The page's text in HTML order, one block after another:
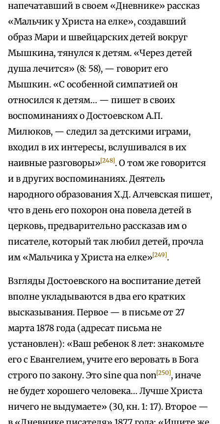
напечатавший в своем «Дневнике» рассказ
«Мальчик у Христа на елке», создавший
образ Мари и швейцарских детей вокруг
Мышкина, тянулся к детям. «Через детей
душа лечится» (8: 58), — говорит его
Мышкин. «С особенной симпатией он
относился к детям… — пишет в своих
воспоминаниях о Достоевском А.П.
Милюков, — следил за детскими играми,
входил в их интересы, вслушивался в их
наивные разговоры»[248]. О том же говорится
и в других воспоминаниях. Деятель
народного образования Х.Д. Алчевская пишет,
что в день его похорон она повела детей в
церковь, предварительно рассказав им о
писателе, который так любил детей, прочла
им «Мальчика у Христа на елке»[249].
Взгляды Достоевского на воспитание детей
вполне укладываются в два его кратких
высказывания. Первое — в письме от 27
марта 1878 года (адресат письма не
установлен): «Ваш ребенок 8 лет: знакомьте
его с Евангелием, учите его веровать в Бога
строго по закону. Это sine qua non[250], иначе
не будет хорошего человека… Лучше Христа
ничего не выдумаете» (30, кн. 1: 17). Второе —